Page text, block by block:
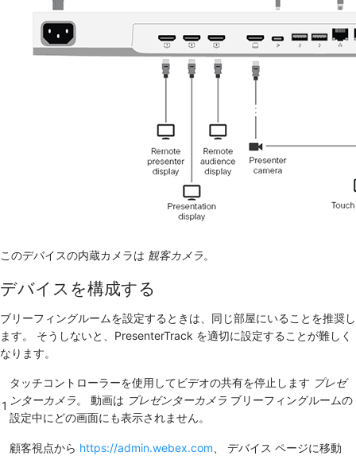
このデバイスの内蔵カメラは 観客カメラ。
デバイスを構成する
ブリーフィングルームを設定するときは、同じ部屋にいることを推奨し
ます。 そうしないと、PresenterTrack を適切に設定することが難しく
なります。
1
タッチコントローラーを使用してビデオの共有を停止します プレゼ
ンターカメラ。 動画は プレゼンターカメラ ブリーフィングルームの
設定中にどの画面にも表示されません。
顧客視点から https:/​/​admin.webex.com デバイス ページに移動